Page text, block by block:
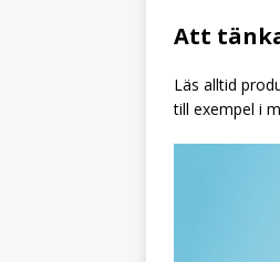
Att
Läs alltid
till exempel i